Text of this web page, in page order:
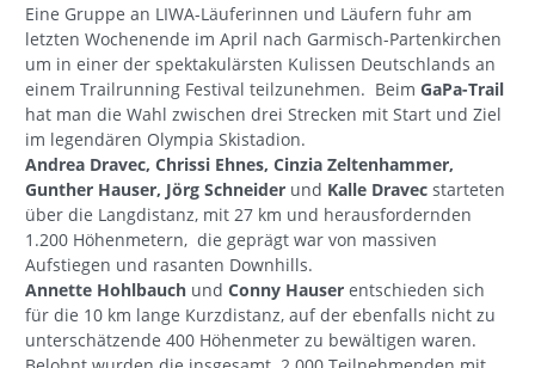
Eine Gruppe an LIWA-Läuferinnen und Läufern fuhr am
letzten Wochenende im April nach Garmisch-Partenkirchen
um in einer der spektakulärsten Kulissen Deutschlands an
einem Trailrunning Festival teilzunehmen. Beim GaPa-Trail
hat man die Wahl zwischen drei Strecken mit Start und Ziel
im legendären Olympia Skistadion.
Andrea Dravec, Chrissi Ehnes, Cinzia Zeltenhammer,
Gunther Hauser, Jörg Schneider und Kalle Dravec starteten
über die Langdistanz, mit 27 km und herausfordernden
1.200 Höhenmetern, die geprägt war von massiven
Aufstiegen und rasanten Downhills.
Annette Hohlbauch und Conny Hauser entschieden sich
für die 10 km lange Kurzdistanz, auf der ebenfalls nicht zu
unterschätzende 400 Höhenmeter zu bewältigen waren.